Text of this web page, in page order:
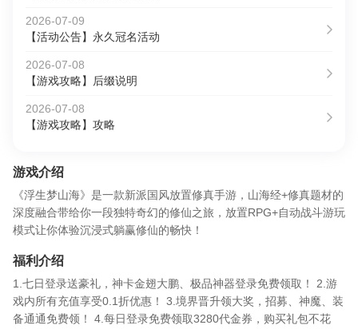
2026-07-09
【活动公告】永久冠名活动
2026-07-08
【游戏攻略】后缀说明
2026-07-08
【游戏攻略】攻略
游戏介绍
《浮生梦山海》是一款新派国风放置修真手游，山海经+修真题材的
深度融合带给你一段独特奇幻的修仙之旅，放置RPG+自动战斗游玩
模式让你体验沉浸式躺赢修仙的畅快！
福利介绍
1.七日登录送豪礼，神卡金翅大鹏、极品神器登录免费领取！ 2.游
戏内所有充值享受0.1折优惠！ 3.境界晋升领大奖，招募、神魔、装
备通通免费领！ 4.每日登录免费领取3280代金券，购买礼包不花